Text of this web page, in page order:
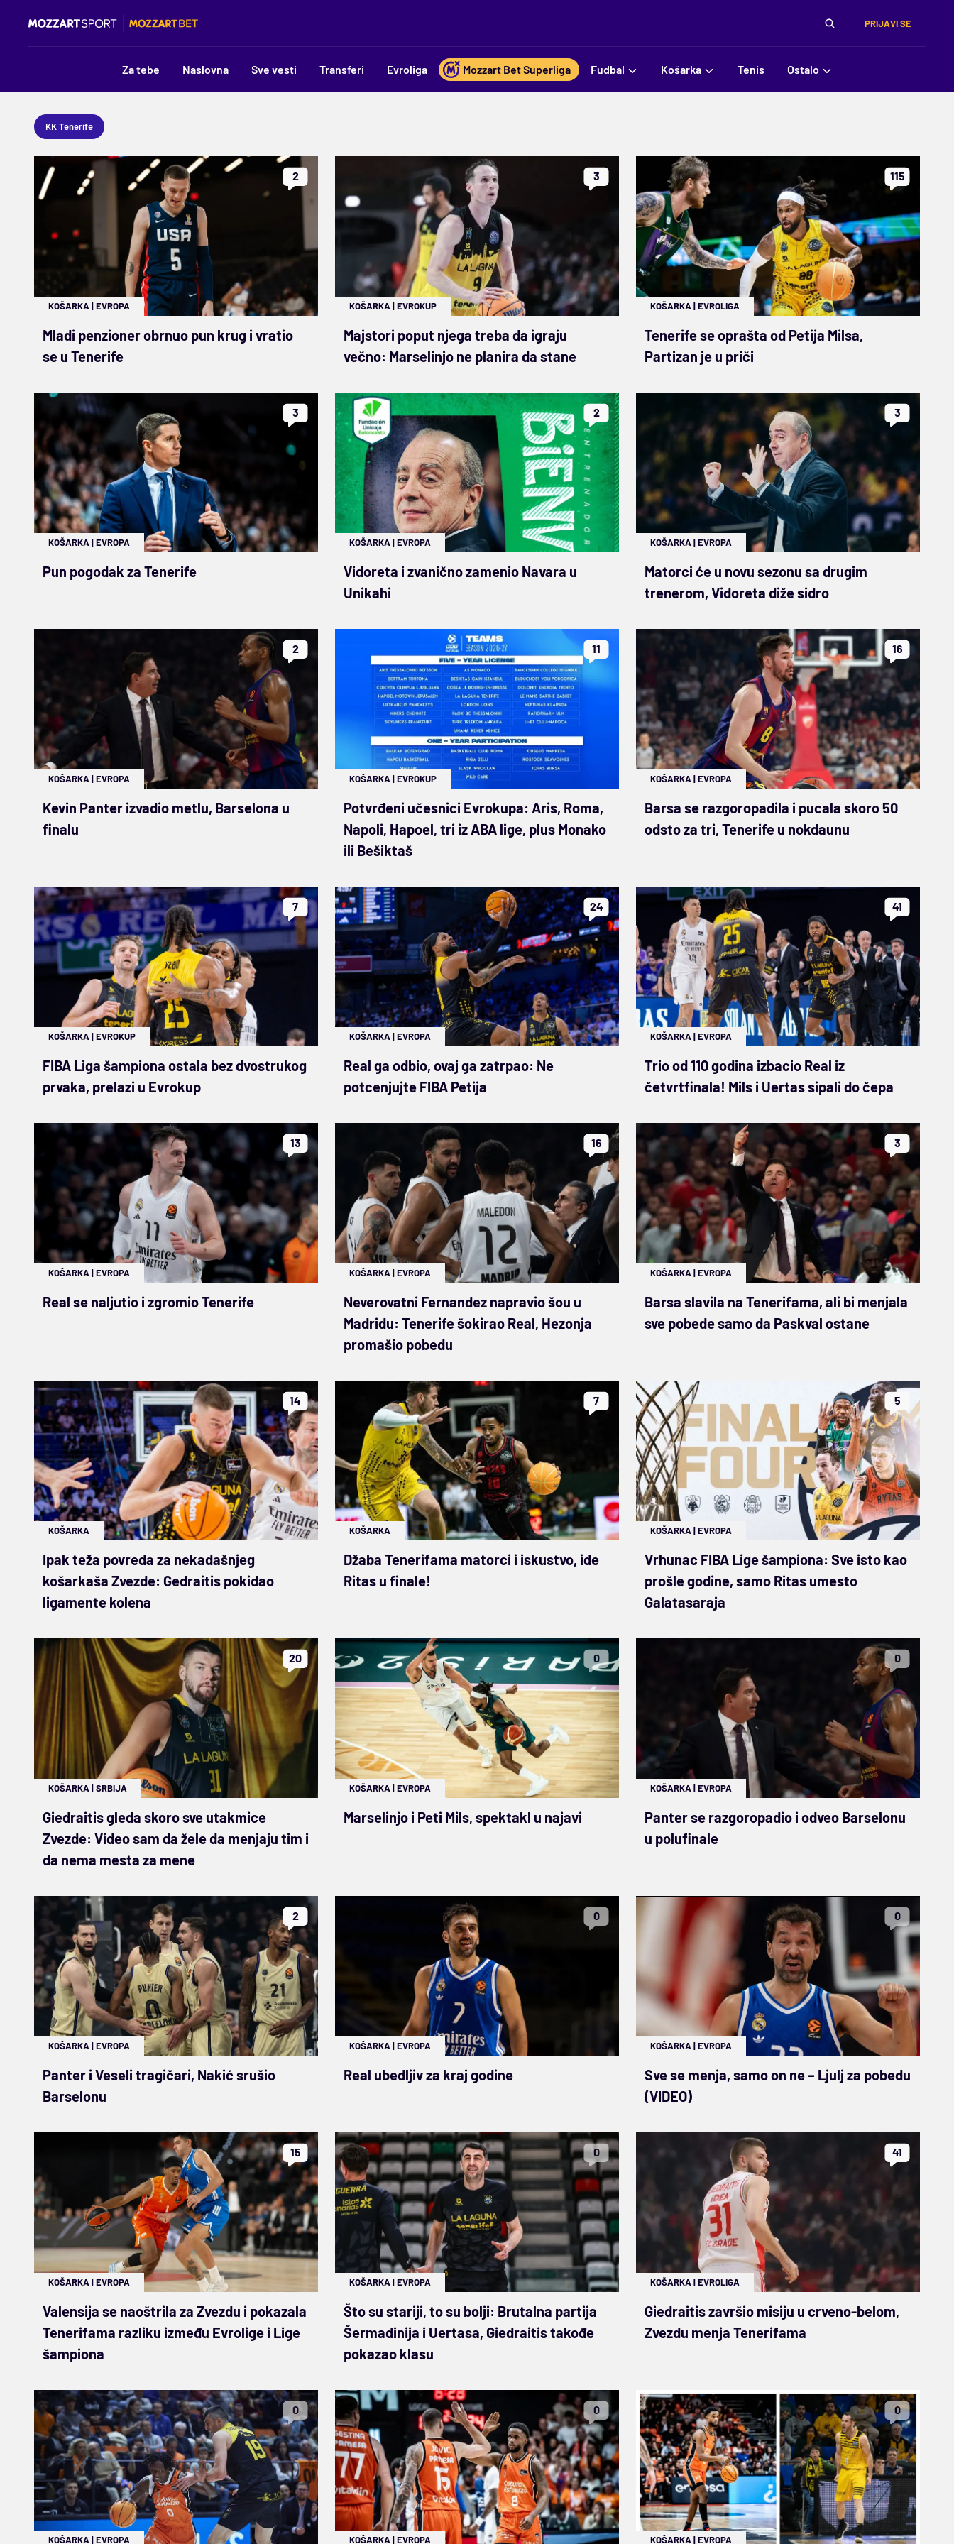
PRIJAVI SE
Za tebe Naslovna Sve vesti Transferi Evroliga Mozzart Bet Superliga Fudbal Košarka Tenis Ostalo
KK Tenerife
2
KOŠARKA |EVROPA
Mladi penzioner obrnuo pun krug i vratio
se u Tenerife
3
KOŠARKA |EVROKUP
Majstori poput njega treba da igraju
večno: Marselinjo ne planira da stane
115
KOŠARKA |EVROLIGA
Tenerife se oprašta od Petija Milsa,
Partizan je u priči
3
KOŠARKA |EVROPA
Pun pogodak za Tenerife
2
KOŠARKA |EVROPA
Vidoreta i zvanično zamenio Navara u
Unikahi
3
KOŠARKA |EVROPA
Matorci će u novu sezonu sa drugim
trenerom, Vidoreta diže sidro
2
KOŠARKA |EVROPA
Kevin Panter izvadio metlu, Barselona u
finalu
11
KOŠARKA |EVROKUP
Potvrđeni učesnici Evrokupa: Aris, Roma,
Napoli, Hapoel, tri iz ABA lige, plus Monako
ili Bešiktaš
16
KOŠARKA |EVROPA
Barsa se razgoropadila i pucala skoro 50
odsto za tri, Tenerife u nokdaunu
7
KOŠARKA |EVROKUP
FIBA Liga šampiona ostala bez dvostrukog
prvaka, prelazi u Evrokup
24
KOŠARKA |EVROPA
Real ga odbio, ovaj ga zatrpao: Ne
potcenjujte FIBA Petija
41
KOŠARKA |EVROPA
Trio od 110 godina izbacio Real iz
četvrtfinala! Mils i Uertas sipali do čepa
13
KOŠARKA |EVROPA
Real se naljutio i zgromio Tenerife
16
KOŠARKA |EVROPA
Neverovatni Fernandez napravio šou u
Madridu: Tenerife šokirao Real, Hezonja
promašio pobedu
3
KOŠARKA |EVROPA
Barsa slavila na Tenerifama, ali bi menjala
sve pobede samo da Paskval ostane
14
KOŠARKA
Ipak teža povreda za nekadašnjeg
košarkaša Zvezde: Gedraitis pokidao
ligamente kolena
7
KOŠARKA
Džaba Tenerifama matorci i iskustvo, ide
Ritas u finale!
5
KOŠARKA |EVROPA
Vrhunac FIBA Lige šampiona: Sve isto kao
prošle godine, samo Ritas umesto
Galatasaraja
20
KOŠARKA |SRBIJA
Giedraitis gleda skoro sve utakmice
Zvezde: Video sam da žele da menjaju tim i
da nema mesta za mene
0
KOŠARKA |EVROPA
Marselinjo i Peti Mils, spektakl u najavi
0
KOŠARKA |EVROPA
Panter se razgoropadio i odveo Barselonu
u polufinale
2
KOŠARKA |EVROPA
Panter i Veseli tragičari, Nakić srušio
Barselonu
0
KOŠARKA |EVROPA
Real ubedljiv za kraj godine
0
KOŠARKA |EVROPA
Sve se menja, samo on ne – Ljulj za pobedu
(VIDEO)
15
KOŠARKA |EVROPA
Valensija se naoštrila za Zvezdu i pokazala
Tenerifama razliku između Evrolige i Lige
šampiona
0
KOŠARKA |EVROPA
Što su stariji, to su bolji: Brutalna partija
Šermadinija i Uertasa, Giedraitis takođe
pokazao klasu
41
KOŠARKA |EVROLIGA
Giedraitis završio misiju u crveno-belom,
Zvezdu menja Tenerifama
0
KOŠARKA |EVROPA
0
KOŠARKA |EVROPA
0
KOŠARKA |EVROPA